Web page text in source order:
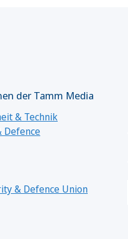
der Tamm Media
& Technik
Defence
& Defence Union